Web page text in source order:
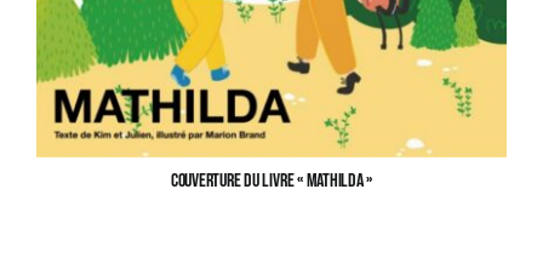
Couverture du livre « Mathilda »